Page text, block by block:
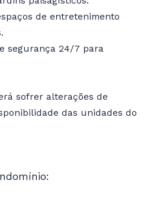
de entretenimento
segurança 24/7 para
sofrer alterações de
das unidades do